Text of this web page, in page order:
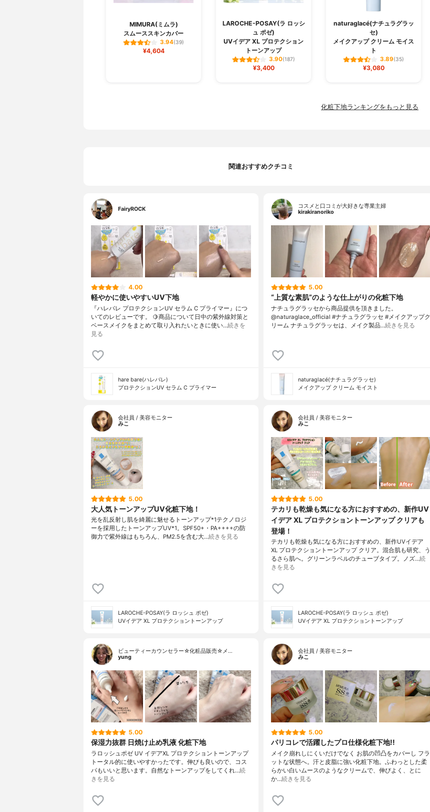
MIMURA(ミムラ)
スムーススキンカバー
3.94(39)
¥4,604
LAROCHE-POSAY(ラ ロッシ
ュ ポゼ)
UVイデア XL プロテクション
トーンアップ
3.90(187)
¥3,400
naturaglacé(ナチュラグラッ
セ)
メイクアップ クリーム モイス
ト
3.89(35)
¥3,080
化粧下地ランキングをもっと見る
関連おすすめクチコミ
FairyROCK
4.00
軽やかに使いやすいUV下地
『ハレバレ プロテクションUV セラム C プライマー』につ
いてのレビューです。 🍋商品について日中の紫外線対策と
ベースメイクをまとめて取り入れたいときに使い…続きを
見る
hare bare(ハレバレ)
プロテクションUV セラム C プライマー
コスメと口コミが大好きな専業主婦
kirakiranoriko
5.00
“上質な素肌”のような仕上がりの化粧下地
ナチュラグラッセから商品提供を頂きました。
@naturaglace_official #ナチュラグラッセ #メイクアップク
リーム ナチュラグラッセは、メイク製品…続きを見る
naturaglacé(ナチュラグラッセ)
メイクアップ クリーム モイスト
会社員 / 美容モニター
みこ
5.00
大人気トーンアップUV化粧下地！
光を乱反射し肌を綺麗に魅せるトーンアップ*1テクノロジ
ーを採用したトーンアップUV*1。SPF50+・PA++++の防
御力で紫外線はもちろん、PM2.5を含む大…続きを見る
LAROCHE-POSAY(ラ ロッシュ ポゼ)
UVイデア XL プロテクショントーンアップ
会社員 / 美容モニター
みこ
5.00
テカリも乾燥も気になる方におすすめの、新作UV
イデア XL プロテクショントーンアップ クリアも
登場！
テカリも乾燥も気になる方におすすめの、新作UVイデア
XL プロテクショントーンアップ クリア。混合肌も研究、う
るさら肌へ。グリーンラベルのチューブタイプ。ノズ…続
きを見る
LAROCHE-POSAY(ラ ロッシュ ポゼ)
UVイデア XL プロテクショントーンアップ
ビューティーカウンセラー☆化粧品販売☆メ…
yung
5.00
保湿力抜群 日焼け止め乳液 化粧下地
ラロッシュポゼ UV イデアXL プロテクショントーンアップ
トータル的に使いやすかったです。伸びも良いので、コス
パもいいと思います。自然なトーンアップをしてくれ…続
きを見る
会社員 / 美容モニター
みこ
5.00
パリコレで活躍したプロ仕様化粧下地!!
メイク崩れしにくいだけでなく お肌の凹凸をカバーし フラ
ットな状態へ。汗と皮脂に強い化粧下地。ふわっとした柔
らかい白いムースのようなクリームで、伸びよく、とに
か…続きを見る